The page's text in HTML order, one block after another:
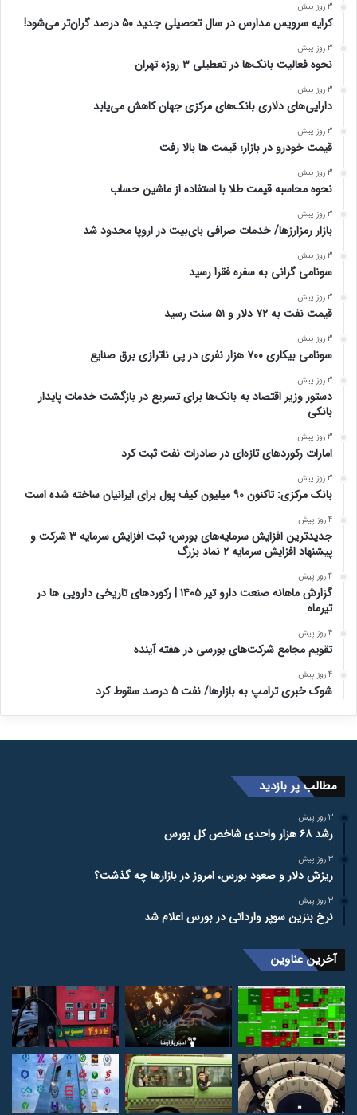
3 روز پیش
کرایه سرویس مدارس در سال تحصیلی جدید ۵۰ درصد گران‌تر می‌شود!
3 روز پیش
نحوه فعالیت بانک‌ها در تعطیلی ۳ روزه تهران
3 روز پیش
دارایی‌های دلاری بانک‌های مرکزی جهان کاهش می‌یابد
3 روز پیش
قیمت خودرو در بازار؛ قیمت ها بالا رفت
3 روز پیش
نحوه محاسبه قیمت طلا با استفاده از ماشین حساب
3 روز پیش
بازار رمزارزها/ خدمات صرافی بای‌بیت در اروپا محدود شد
3 روز پیش
سونامی گرانی به سفره فقرا رسید
3 روز پیش
قیمت نفت به ۷۲ دلار و ۵۱ سنت رسید
3 روز پیش
سونامی بیکاری ۷۰۰ هزار نفری در پی ناترازی برق صنایع
3 روز پیش
دستور وزیر اقتصاد به بانک‌ها برای تسریع در بازگشت خدمات پایدار
بانکی
3 روز پیش
امارات رکورد‌های تازه‌ای در صادرات نفت ثبت کرد
3 روز پیش
بانک مرکزی: تاکنون ۹۰ میلیون کیف پول برای ایرانیان ساخته شده است
4 روز پیش
جدیدترین افزایش سرمایه‌های بورس؛ ثبت افزایش سرمایه ۳ شرکت و
پیشنهاد افزایش سرمایه ۲ نماد بزرگ
4 روز پیش
گزارش ماهانه صنعت دارو تیر ۱۴۰۵ | رکوردهای تاریخی دارویی ها در
تیرماه
4 روز پیش
تقویم مجامع شرکت‌های بورسی در هفته آینده
4 روز پیش
شوک خبری ترامپ به بازارها/ نفت ۵ درصد سقوط کرد
مطالب پر بازدید
3 روز پیش
رشد ۶۸ هزار واحدی شاخص کل بورس
3 روز پیش
ریزش دلار و صعود بورس، امروز در بازارها چه گذشت؟
3 روز پیش
نرخ بنزین سوپر وارداتی در بورس اعلام شد
آخرین عناوین